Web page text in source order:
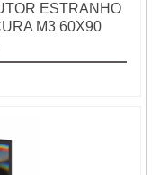
ESTRANHO
M3 60X90